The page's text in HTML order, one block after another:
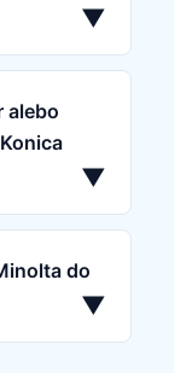
▼
alebo
▼
do
▼